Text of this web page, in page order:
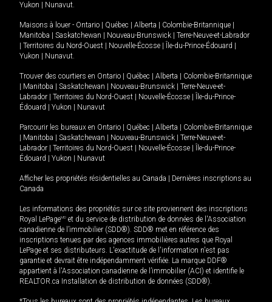
Yukon
Nunavut.
Maisons à louer - Ontario Québec Alberta Colombie-Britannique
Manitoba
Saskatchewan Nouveau-Brunswick
Terre-Neuve-et-Labrador
Territoires du Nord-Ouest Nouvelle-Écosse Île-du-Prince-Édouard
Yukon
Nunavut.
Trouver des courtiers en Ontario Québec Alberta
Colombie-Britannique
Manitoba Saskatchewan Nouveau-Brunswick
Terre-Neuve-et-
Labrador
Territoires du Nord-Ouest Nouvelle-Écosse
Île-du-Prince-
Édouard
Yukon Nunavut
Parcourir les bureaux en Ontario Québec Alberta
Colombie-Britannique
Manitoba Saskatchewan Nouveau-Brunswick
Terre-Neuve-et-
Labrador
Territoires du Nord-Ouest Nouvelle-Écosse
Île-du-Prince-
Édouard
Yukon Nunavut
Afficher les propriétés résidentielles au Canada
Dernières inscriptions au
Canada
Les informations des propriétés sur ce site proviennent des inscriptions
Royal LePageMD et du service de distribution de données de l'Association
canadienne de l’immobilier (SDD®). SDD® met en référence des
inscriptions tenues par des agences immobilières autres que Royal
LePage et ses distributeurs. L'exactitude de l'information n'est pas
garantie et devrait être indépendamment vérifiée. La marque DDF®
appartient à l'Association canadienne de l’immobilier (ACI) et identifie le
REALTOR.ca Installation de distribution de données (SDD®).